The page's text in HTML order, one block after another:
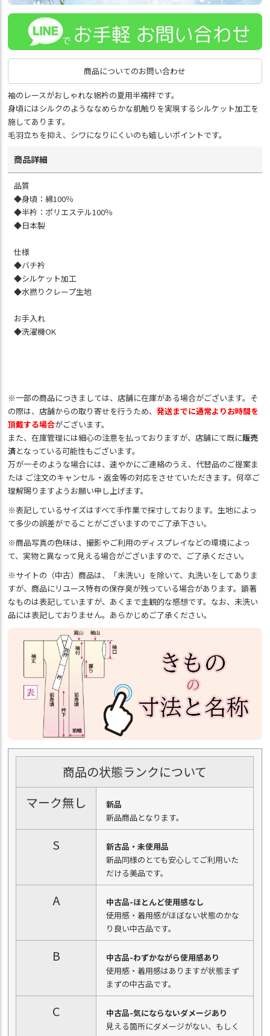
商品についてのお問い合わせ
袖のレースがおしゃれな絽衿の夏用半襦袢です。
身頃にはシルクのようななめらかな肌触りを実現するシルケット加工を
施してあります。
毛羽立ちを抑え、シワになりにくいのも嬉しいポイントです。
商品詳細
品質
◆身頃：綿100％
◆半衿：ポリエステル100％
◆日本製
仕様
◆バチ衿
◆シルケット加工
◆水撚りクレープ生地
お手入れ
◆洗濯機OK
※一部の商品につきましては、店舗に在庫がある場合がございます。そ
の際は、店舗からの取り寄せを行うため、発送までに通常よりお時間を
頂戴する場合がございます。
また、在庫管理には細心の注意を払っておりますが、店舗にて既に販売
済となっている可能性もございます。
万が一そのような場合には、速やかにご連絡のうえ、代替品のご提案ま
たは ご注文のキャンセル・返金等の対応をさせていただきます。何卒ご
理解賜りますようお願い申し上げます。
※表記しているサイズはすべて手作業で採寸しております。生地によっ
て多少の誤差がでることがございますのでご了承下さい。
※商品写真の色味は、撮影やご利用のディスプレイなどの環境によっ
て、実物と異なって見える場合がございますので、ご了承ください。
※サイトの（中古）商品は、「未洗い」を除いて、丸洗いをしてありま
すが、商品にリユース特有の保存臭が残っている場合があります。顕著
なものは表記していますが、あくまで主観的な感想です。なお、未洗い
品には表記しておりません。あらかじめご了承ください。
商品の状態ランクについて
マーク無し
新品
新品商品となります。
S
新古品・未使用品
新品同様のとても安心してご利用いた
だける美品です。
A
中古品-ほとんど使用感なし
使用感・着用感がほぼない状態のかな
り良い中古品です。
B
中古品-わずかながら使用感あり
使用感・着用感はありますが状態まず
まずの中古品です。
C
中古品-気にならないダメージあり
見える箇所にダメージがない、もしく